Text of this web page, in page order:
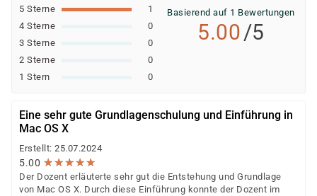
5 Sterne
1
4 Sterne
0
3 Sterne
0
2 Sterne
0
1 Stern
0
Basierend auf 1 Bewertungen
5.00/5
Eine sehr gute Grundlagenschulung und Einführung in
Mac OS X
Erstellt: 25.07.2024
5.00 ★★★★★
★★★★★
Der Dozent erläuterte sehr gut die Entstehung und Grundlage
von Mac OS X. Durch diese Einführung konnte der Dozent im